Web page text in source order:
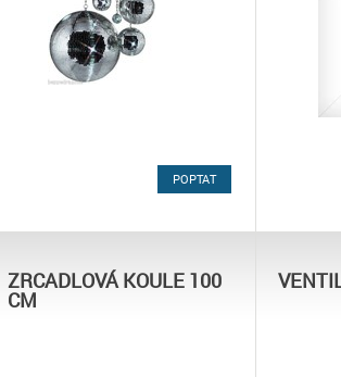
POPTAT
ZRCADLOVÁ KOULE 100
CM